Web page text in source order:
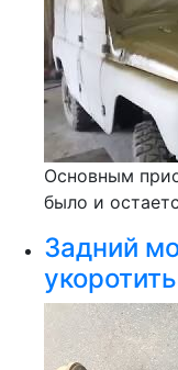
Основным
было и
Задний
укоротить